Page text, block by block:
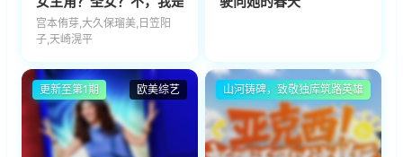
宫本侑芽,大久保瑠美,日笠阳
子,天崎滉平
欧美综艺
更新至第1期 大陆综艺
山河铸碑，致敬独库筑路英雄